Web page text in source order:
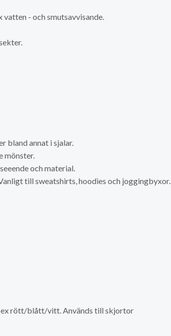
- och smutsavvisande.
bland annat i sjalar.
mönster.
och material.
till sweatshirts, hoodies och joggingbyxor.
ex rött/blått/vitt. Används till skjortor